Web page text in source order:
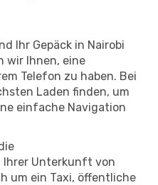
Ihr Gepäck in Nairobi
wir Ihnen, eine
Telefon zu haben. Bei
Laden finden, um
einfache Navigation
Ihrer Unterkunft von
um ein Taxi, öffentliche